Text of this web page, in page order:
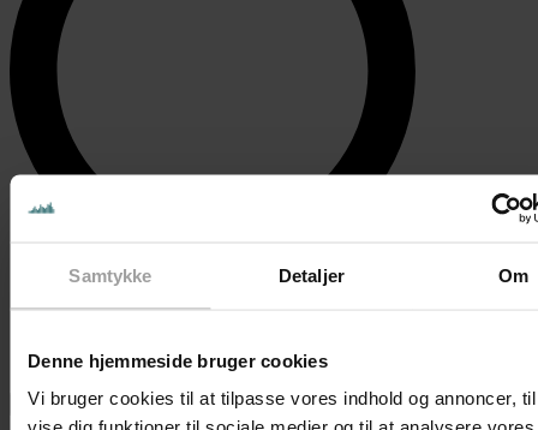
Samtykke Detaljer Om
Denne hjemmeside bruger cookies
Vi bruger cookies til at tilpasse vores indhold og annoncer,
Find Begivenheder